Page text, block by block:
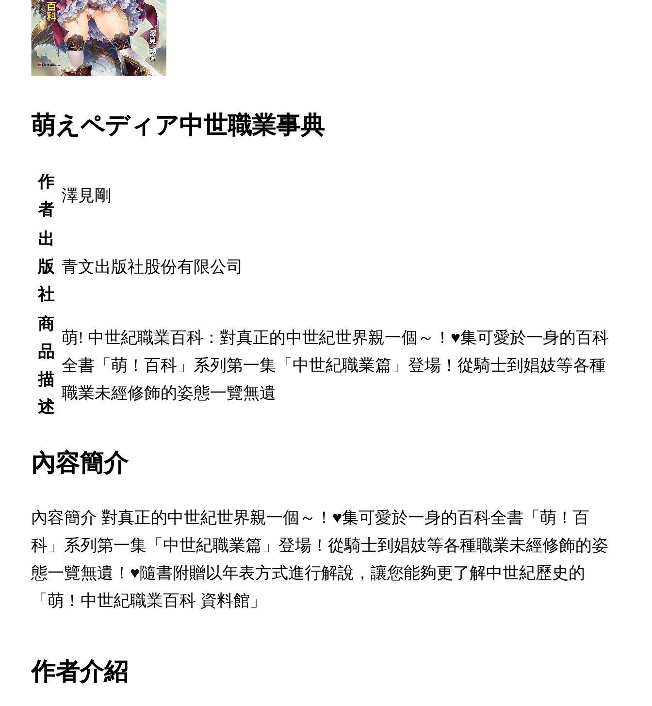
萌えペディア中世職業事典
作
者
澤見剛
出
版
社
青文出版社股份有限公司
商
品
描
述
萌! 中世紀職業百科：對真正的中世紀世界親一個～！♥集可愛於一身的百科
全書「萌！百科」系列第一集「中世紀職業篇」登場！從騎士到娼妓等各種
職業未經修飾的姿態一覽無遺
內容簡介
內容簡介 對真正的中世紀世界親一個～！♥集可愛於一身的百科全書「萌！百
科」系列第一集「中世紀職業篇」登場！從騎士到娼妓等各種職業未經修飾的姿
態一覽無遺！♥隨書附贈以年表方式進行解說，讓您能夠更了解中世紀歷史的
「萌！中世紀職業百科 資料館」
作者介紹